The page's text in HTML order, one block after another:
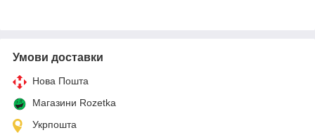
Умови доставки
Нова Пошта
Магазини Rozetka
Укрпошта